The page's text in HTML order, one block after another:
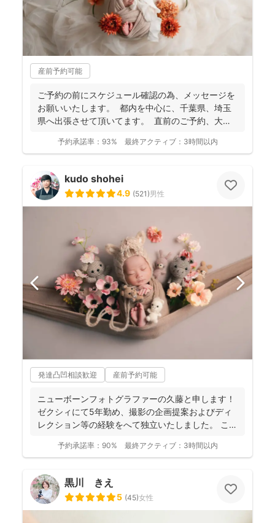
産前予約可能
ご予約の前にスケジュール確認の為、 メッセージを
お願いいたします。 都内を中心に、千葉県、埼玉
県へ出張させて頂いてます。 直前のご予約、大歓
予約承諾率： 93% 最終アクティブ： 3時間以内
kudo shohei
4.9 (521)男性
発達凸凹相談歓迎 産前予約可能
ニューボーンフォトグラファーの久藤と申します！
ゼクシィにて5年勤め、撮影の企画提案およびディ
レクション等の経験をへて独立いたしました。 これ
予約承諾率： 90% 最終アクティブ： 3時間以内
黒川 きえ
5 (45)女性